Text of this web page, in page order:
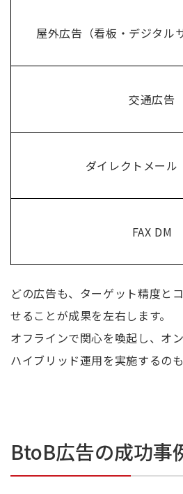
屋外広告（看板・デジタル
交通広告
ダイレクトメール
FAX DM
どの広告も、ターゲット精度と
せることが成果を左右します。
オフラインで関心を喚起し、オ
ハイブリッド運用を実施するのも
BtoB広告の成功事